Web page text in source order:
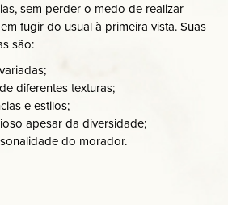
sem perder o medo de realizar
fugir do usual à primeira vista. Suas
são:
diferentes texturas;
e estilos;
apesar da diversidade;
do morador.